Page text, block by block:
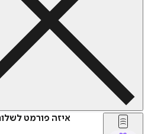
איזה פורמט